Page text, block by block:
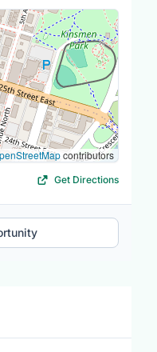
contributors
Get Directions